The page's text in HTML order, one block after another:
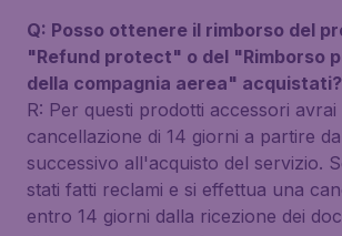
Q: Posso ottenere il rimborso del
"Refund protect" o del "Rimborso
della compagnia aerea" acquistati?
R: Per questi prodotti accessori
cancellazione di 14 giorni a partire
successivo all'acquisto del servizio.
stati fatti reclami e si effettua una
entro 14 giorni dalla ricezione dei